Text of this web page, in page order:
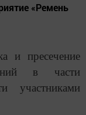
«Ремень
и пресечение
в части
участниками